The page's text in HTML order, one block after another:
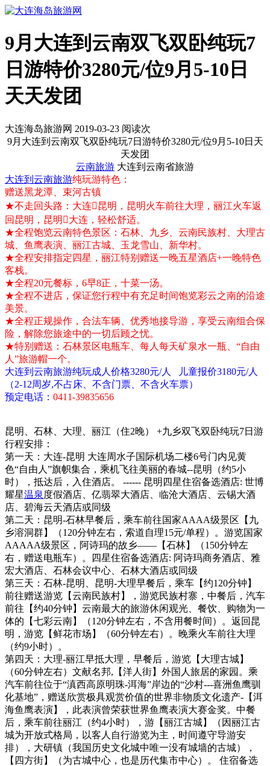
9月大连到云南双飞双卧纯玩7
日游特价3280元/位9月5-10日
天天发团
大连海岛旅游网 2019-03-23 阅读次
9月大连到云南双飞双卧纯玩7日游特价3280元/位9月5-10日天
天发团
云南旅游 大连到云南省旅游
大连到云南旅游纯玩游特色：
赠送黑龙潭、束河古镇
★不走回头路：大连昆明，昆明火车前往大理，丽江火车返
回昆明，昆明大连，轻松舒适。
★全程饱览云南特色景区：石林、九乡、云南民族村、大理古
城、鱼鹰表演、丽江古城、玉龙雪山、新华村。
★全程安排指定四星，丽江特别赠送一晚五星酒店+一晚特色
客栈。
★全程20元餐标，6早8正，十菜一汤。
★全程不进店，保证您行程中有充足时间饱览彩云之南的沿途
美景。
★全程正规操作，合法车辆、优秀地接导游，享受云南组合保
险，解除您旅途中的一切后顾之忧。
★特别赠送：石林景区电瓶车、每人每天矿泉水一瓶、“自由
人”旅游帽一个。
大连到云南旅游纯玩成人价格3280元/人 儿童报价3180元/人
（2-12周岁,不占床、不含门票、不含火车票）
预定电话： 0411-39835656
昆明、石林、大理、丽江（住2晚） +九乡双飞双卧纯玩7日游
行程安排：
第一天：大连-昆明 大连周水子国际机场二楼6号门内见黄
色“自由人”旗帜集合，乘机飞往美丽的春城--昆明（约5小
时），抵达后，入住酒店。 ------ 昆明四星住宿备选酒店: 世博
耀星温泉 度假酒店、亿翡翠大酒店、临沧大酒店、云锡大酒
店、碧海云天酒店或同级
第二天：昆明-石林早餐后，乘车前往国家AAAA级景区【九
乡溶洞群】（120分钟左右，索道自理15元/单程）。游览国家
AAAAA级景区，阿诗玛的故乡——【石林】（150分钟左
右，赠送电瓶车）。四星住宿备选酒店: 阿诗玛商务酒店、雅
宏大酒店、石林会议中心、石林大酒店或同级
第三天：石林-昆明、昆明-大理早餐后，乘车【约120分钟】
前往赠送游览【云南民族村】，游览民族村寨，中餐后，汽车
前往【约40分钟】云南最大的旅游休闲观光、餐饮、购物为一
体的【七彩云南】（120分钟左右，不含用餐时间）。返回昆
明，游览【鲜花市场】（60分钟左右）。晚乘火车前往大理
（约9小时）。
第四天：大理-丽江早抵大理，早餐后，游览【大理古城】
（60分钟左右）文献名邦,【洋人街】外国人旅居的家园。乘
汽车前往位于“滇西高原明珠-洱海”岸边的“沙村---喜洲鱼鹰驯
化基地”，赠送欣赏极具观赏价值的世界非物质文化遗产-【洱
海鱼鹰表演】，此表演曾荣获世界鱼鹰表演大赛金奖。中餐
后，乘车前往丽江（约4小时），游【丽江古城】（因丽江古
城为开放式格局，以客人自行游览为主，时间遵守导游安
排），大研镇（我国历史文化城中唯一没有城墙的古城），
【四方街】（为古城中心，也是历代集市中心）。 住宿备选